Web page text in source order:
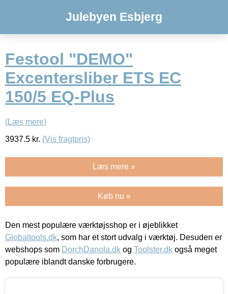
Julebyen Esbjerg
Festool "DEMO"
Excentersliber ETS EC
150/5 EQ-Plus
(Læs mere)
3937.5 kr. (Vis fragtpris)
Læs mere »
Køb nu »
Den mest populære værktøjsshop er i øjeblikket
Globaltools.dk, som har et stort udvalg i værktøj. Desuden er
webshops som DorchDanola.dk og Toolster.dk også meget
populære iblandt danske forbrugere.